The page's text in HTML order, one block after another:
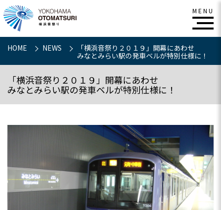
HOME NEWS
「横浜音祭り２０１９」開幕にあわせ
みなとみらい駅の発車ベルが特別仕様に！
「横浜音祭り２０１９」開幕にあわせ
みなとみらい駅の発車ベルが特別仕様に！